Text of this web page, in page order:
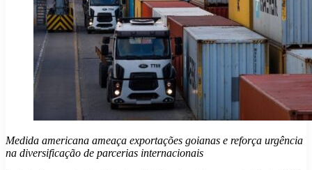
Medida americana ameaça exportações goianas e reforça urgência
na diversificação de parcerias internacionais